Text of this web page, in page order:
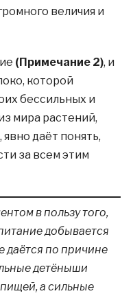
величия и
(Примечание 2), и
которой
бессильных и
мира растений,
даёт понять,
за всем этим
в пользу того,
добывается
даётся по причине
детёныши
а сильные